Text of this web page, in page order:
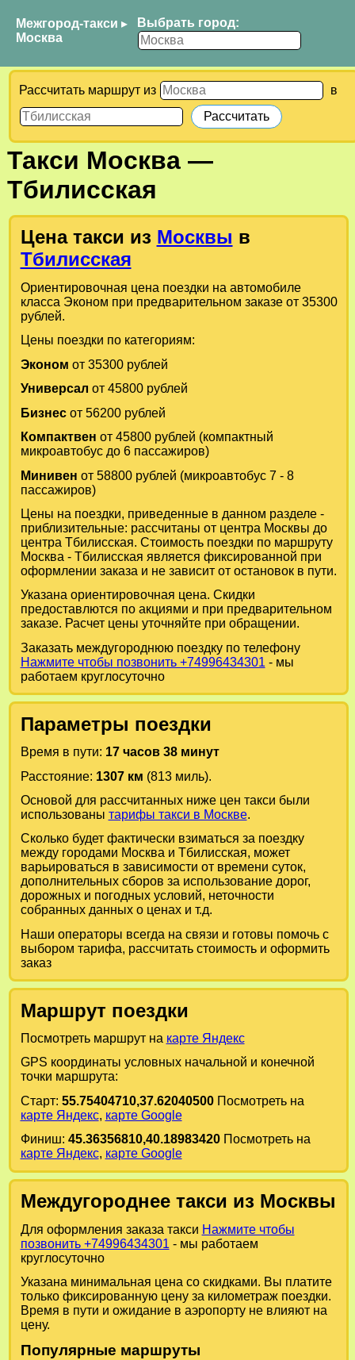
Межгород-такси ▸
Москва
Выбрать город:
Рассчитать маршрут из в
Такси Москва—
Тбилисская
Цена такси из Москвы в
Тбилисская
Ориентировочная цена поездки на автомобиле
класса Эконом при предварительном заказе от 35300
рублей.
Цены поездки по категориям:
Эконом от 35300 рублей
Универсал от 45800 рублей
Бизнесот 56200 рублей
Компактвен от 45800 рублей (компактный
микроавтобус до 6 пассажиров)
Минивен от 58800 рублей (микроавтобус 7 - 8
пассажиров)
Цены на поездки, приведенные в данном разделе -
приблизительные: рассчитаны от центра Москвы до
центра Тбилисская. Стоимость поездки по маршруту
Москва - Тбилисская является фиксированной при
оформлении заказа и не зависит от остановок в пути.
Указана ориентировочная цена. Скидки
предоставлются по акциями и при предварительном
заказе. Расчет цены уточняйте при обращении.
Заказать междугороднюю поездку по телефону
Нажмите чтобы позвонить +74996434301 - мы
работаем круглосуточно
Параметры поездки
Время в пути: 17 часов 38 минут
Расстояние: 1307 км (813 миль).
Основой для рассчитанных ниже цен такси были
использованы тарифы такси в Москве.
Сколько будет фактически взиматься за поездку
между городами Москваи Тбилисская, может
варьироваться в зависимости от времени суток,
дополнительных сборов за использование дорог,
дорожных и погодных условий, неточности
собранных данных о ценах и т.д.
Наши операторы всегда на связи и готовы помочь с
выбором тарифа, рассчитать стоимость и оформить
заказ
Маршрут поездки
Посмотреть маршрут на карте Яндекс
GPS координаты условных начальной и конечной
точки маршрута:
Старт: 55.75404710,37.62040500Посмотреть на
карте Яндекс, карте Google
Финиш: 45.36356810,40.18983420Посмотреть на
карте Яндекс, карте Google
Междугороднее такси из Москвы
Для оформления заказа такси Нажмите чтобы
позвонить +74996434301 - мы работаем
круглосуточно
Указана минимальная цена со скидками. Вы платите
только фиксированную цену за километраж поездки.
Время в пути и ожидание в аэропорту не влияют на
цену.
Популярные маршруты